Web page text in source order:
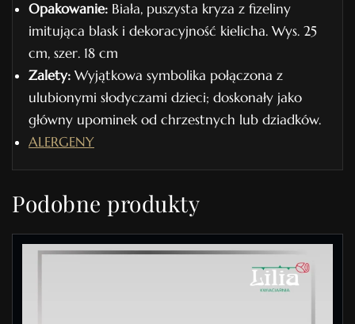
Opakowanie: Biała, puszysta kryza z fizeliny
imitująca blask i dekoracyjność kielicha. Wys. 25
cm, szer. 18 cm
Zalety: Wyjątkowa symbolika połączona z
ulubionymi słodyczami dzieci; doskonały jako
główny upominek od chrzestnych lub dziadków.
ALERGENY
Podobne produkty